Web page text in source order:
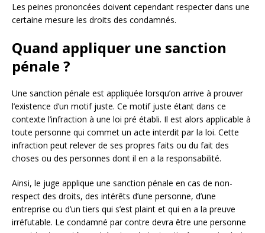
Les peines prononcées doivent cependant respecter dans une
certaine mesure les droits des condamnés.
Quand appliquer une sanction
pénale ?
Une sanction pénale est appliquée lorsqu’on arrive à prouver
l’existence d’un motif juste. Ce motif juste étant dans ce
contexte l’infraction à une loi pré établi. Il est alors applicable à
toute personne qui commet un acte interdit par la loi. Cette
infraction peut relever de ses propres faits ou du fait des
choses ou des personnes dont il en a la responsabilité.
Ainsi, le juge applique une sanction pénale en cas de non-
respect des droits, des intérêts d’une personne, d’une
entreprise ou d’un tiers qui s’est plaint et qui en a la preuve
irréfutable. Le condamné par contre devra être une personne